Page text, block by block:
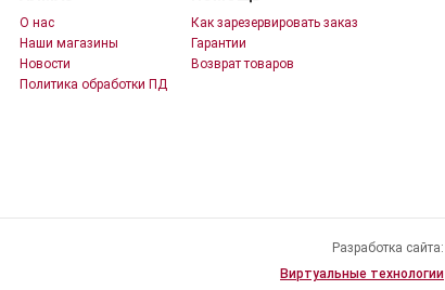
О нас
Наши магазины
Новости
Политика обработки ПД
Как зарезервировать заказ
Гарантии
Возврат товаров
Разработка сайта:
Виртуальные технологии